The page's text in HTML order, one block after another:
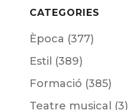
CATEGORIES
Època (377)
Estil (389)
Formació (385)
Teatre musical (3)